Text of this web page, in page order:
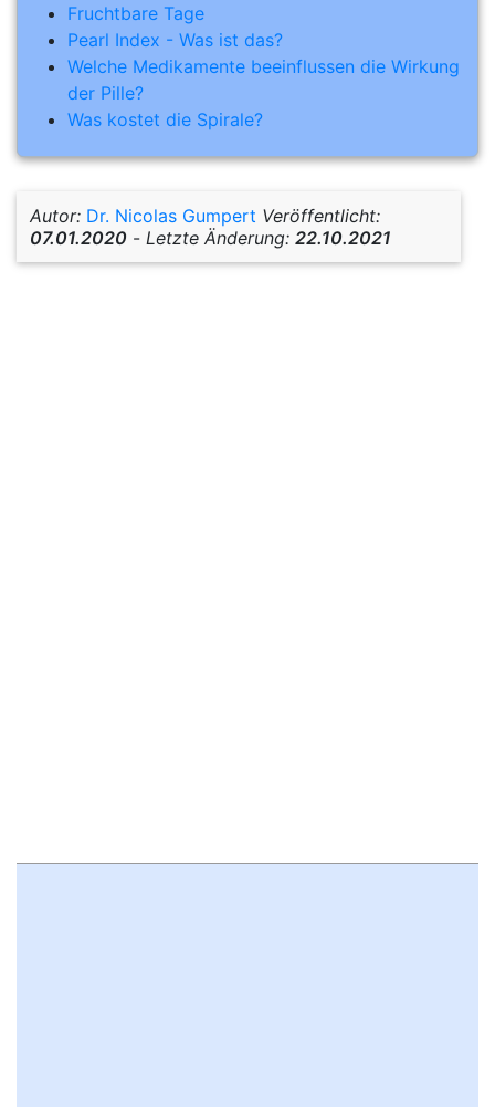
Fruchtbare Tage
Pearl Index - Was ist das?
Welche Medikamente beeinflussen die Wirkung
der Pille?
Was kostet die Spirale?
Autor: Dr. Nicolas Gumpert Veröffentlicht:
07.01.2020 - Letzte Änderung: 22.10.2021